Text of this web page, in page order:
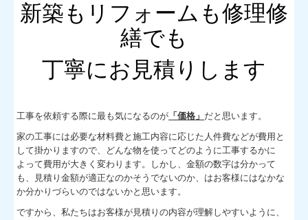
新築もリフォームも修理修
繕でも
丁寧にお見積りします
工事を依頼する際に最も気になるのが 「価格」 だと思います。
家の工事には必要な材料費と施工内容に応じた人件費などが費用と
して掛かりますので、どんな物を使ってどのように工事するかに
よって費用が大きく変わります。しかし、金額の数字は分かって
も 、見積り金額が適正なのかそうでないのか、はお客様にはなかな
か分かりづらいのではないかと思います。
ですから、私たちはお客様が見積りの内容が理解しやすいように、